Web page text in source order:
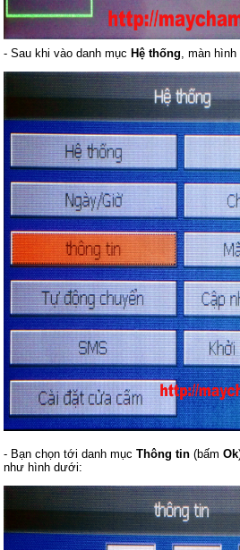
- Sau khi vào danh mục Hệ thống, màn
- Bạn chọn tới danh mụcThông tin(bấmOk
như hình dưới: